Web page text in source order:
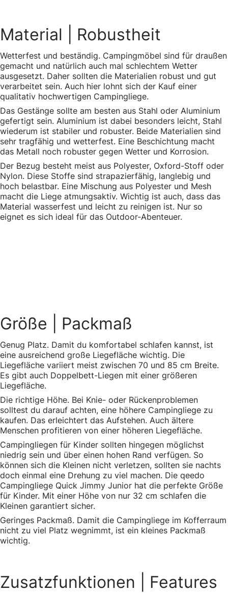
Material | Robustheit
Wetterfest und beständig. Campingmöbel sind für draußen
gemacht und natürlich auch mal schlechtem Wetter
ausgesetzt. Daher sollten die Materialien robust und gut
verarbeitet sein. Auch hier lohnt sich der Kauf einer
qualitativ hochwertigen Campingliege.
Das Gestänge sollte am besten aus Stahl oder Aluminium
gefertigt sein. Aluminium ist dabei besonders leicht, Stahl
wiederum ist stabiler und robuster. Beide Materialien sind
sehr tragfähig und wetterfest. Eine Beschichtung macht
das Metall noch robuster gegen Wetter und Korrosion.
Der Bezug besteht meist aus Polyester, Oxford-Stoff oder
Nylon. Diese Stoffe sind strapazierfähig, langlebig und
hoch belastbar. Eine Mischung aus Polyester und Mesh
macht die Liege atmungsaktiv. Wichtig ist auch, dass das
Material wasserfest und leicht zu reinigen ist. Nur so
eignet es sich ideal für das Outdoor-Abenteuer.
Größe | Packmaß
Genug Platz. Damit du komfortabel schlafen kannst, ist
eine ausreichend große Liegefläche wichtig. Die
Liegefläche variiert meist zwischen 70 und 85 cm Breite.
Es gibt auch Doppelbett-Liegen mit einer größeren
Liegefläche.
Die richtige Höhe. Bei Knie- oder Rückenproblemen
solltest du darauf achten, eine höhere Campingliege zu
kaufen. Das erleichtert das Aufstehen. Auch ältere
Menschen profitieren von einer höheren Liegefläche.
Campingliegen für Kinder sollten hingegen möglichst
niedrig sein und über einen hohen Rand verfügen. So
können sich die Kleinen nicht verletzen, sollten sie nachts
doch einmal eine Drehung zu viel machen. Die qeedo
Campingliege Quick Jimmy Junior hat die perfekte Größe
für Kinder. Mit einer Höhe von nur 32 cm schlafen die
Kleinen garantiert sicher.
Geringes Packmaß. Damit die Campingliege im Kofferraum
nicht zu viel Platz wegnimmt, ist ein kleines Packmaß
wichtig.
Zusatzfunktionen | Features